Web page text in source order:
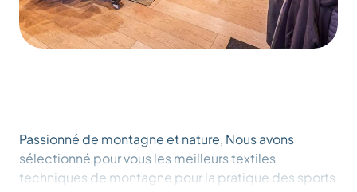
Passionné de montagne et nature, Nous avons
sélectionné pour vous les meilleurs textiles
techniques de montagne pour la pratique des sports